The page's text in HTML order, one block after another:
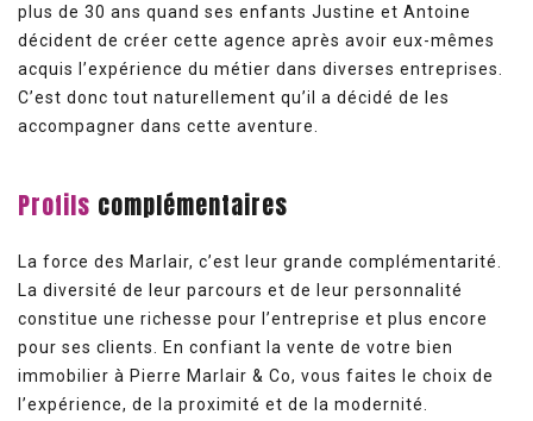
plus de 30 ans quand ses enfants Justine et Antoine
décident de créer cette agence après avoir eux-mêmes
acquis l’expérience du métier dans diverses entreprises.
C’est donc tout naturellement qu’il a décidé de les
accompagner dans cette aventure.
Profils complémentaires
La force des Marlair, c’est leur grande complémentarité.
La diversité de leur parcours et de leur personnalité
constitue une richesse pour l’entreprise et plus encore
pour ses clients. En confiant la vente de votre bien
immobilier à Pierre Marlair & Co, vous faites le choix de
l’expérience, de la proximité et de la modernité.